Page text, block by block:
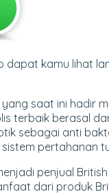
dapat kamu lihat
saat ini hadir
terbaik berasal
sebagai anti
pertahanan
penjual
dari produk